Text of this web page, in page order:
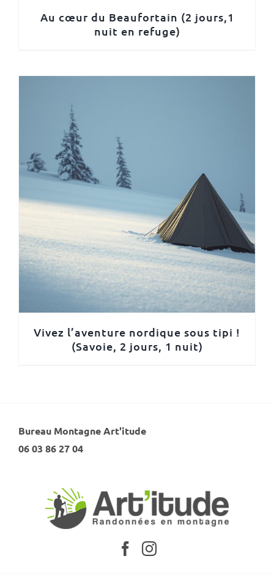
Au cœur du Beaufortain (2 jours,1
nuit en refuge)
Vivez l’aventure nordique sous tipi !
(Savoie, 2 jours, 1 nuit)
Bureau Montagne Art'itude
06 03 86 27 04